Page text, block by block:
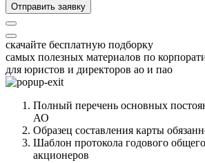
Отправить заявку
скачайте бесплатную подборку
самых полезных материалов по
для юристов и директоров ао и пао
Полный перечень основных
АО
Образец составления карты
Шаблон протокола годового
акционеров